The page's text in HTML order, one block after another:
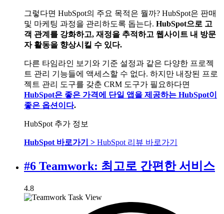
그렇다면 HubSpot의 주요 목적은 뭘까? HubSpot은 판매
및 마케팅 과정을 관리하도록 돕는다. HubSpot으로 고
객 관계를 강화하고, 재정을 추적하고 웹사이트 내 방문
자 활동을 향상시킬 수 있다.
다른 타임라인 보기와 기준 설정과 같은 다양한 프로젝
트 관리 기능들에 액세스할 수 없다. 하지만 내장된 프로
젝트 관리 도구를 갖춘 CRM 도구가 필요하다면
HubSpot은 좋은 가격에 단일 앱을 제공하는 HubSpot이
좋은 옵션이다.
HubSpot 추가 정보
HubSpot 바로가기 > HubSpot 리뷰 바로가기
#6 Teamwork: 최고로 간편한 서비스
4.8